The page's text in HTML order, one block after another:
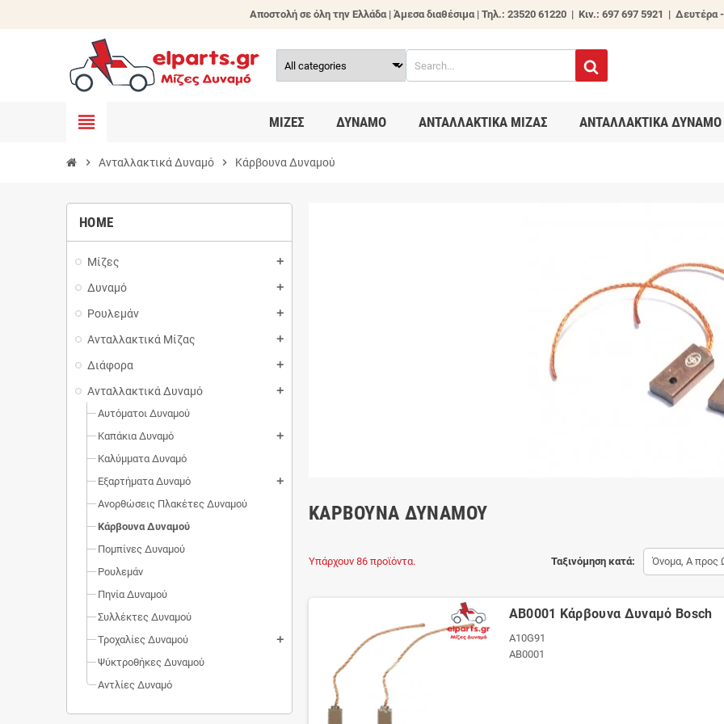
Αποστολή σε όλη την Ελλάδα | Άμεσα διαθέσιμα |Τηλ.: 23520 61220 | Κιν.: 697 697 5921 | Δευτέρα
view_headline ΜΊΖΕΣ ΔΥΝΑΜΟ ΑΝΤΑΛΛΑΚΤΙΚΑ ΜΙΖΑΣ ΑΝΤΑΛΛΑΚΤΙΚΑ ΔΥΝΑΜΟ
chevron_right Ανταλλακτικά Δυναμό chevron_right Κάρβουνα Δυναμού
HOME
Μίζες add
Δυναμό add
Ρουλεμάν add
Ανταλλακτικά Μίζας add
Διάφορα add
Ανταλλακτικά Δυναμό add
Αυτόματοι Δυναμού
Καπάκια Δυναμό
add
Καλύμματα Δυναμό
Εξαρτήματα Δυναμό
add
Ανορθώσεις Πλακέτες Δυναμού
Κάρβουνα Δυναμού
Πομπίνες Δυναμού
Ρουλεμάν
Πηνία Δυναμού
Συλλέκτες Δυναμού
Τροχαλίες Δυναμού
add
Ψύκτροθήκες Δυναμού
Αντλίες Δυναμό
ΚΆΡΒΟΥΝΑ ΔΥΝΑΜΟΎ
Ταξινόμηση κατά: Όνομα, Α προς
Υπάρχουν 86 προϊόντα.
AB0001 Κάρβουνα Δυναμό Bosch
A10G91
AB0001